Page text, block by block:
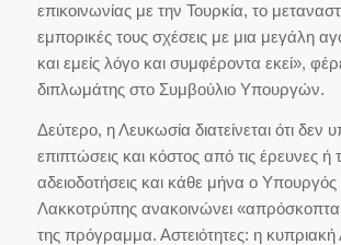
επικοινωνίας με την Τουρκία, το
εμπορικές τους σχέσεις με μια μεγάλη
και εμείς λόγο και συμφέροντα εκεί»,
διπλωμάτης στο Συμβούλιο Υπουργών.
Δεύτερο, η Λευκωσία διατείνεται ότι δεν
επιπτώσεις και κόστος από τις έρευνες ή
αδειοδοτήσεις και κάθε μήνα ο
Λακκοτρύπης ανακοινώνει
της πρόγραμμα. Αστειότητες: η κυπριακή